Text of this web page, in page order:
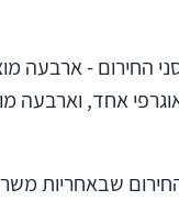
החירום - ארבעה
אחד, וארבעה
שבאחריות